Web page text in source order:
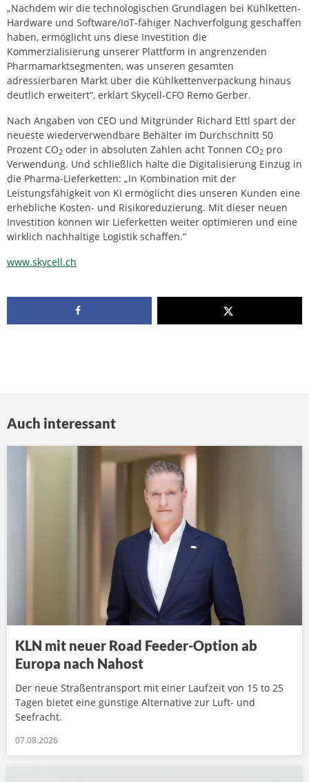
„Nachdem wir die technologischen Grundlagen bei Kühlketten-
Hardware und Software/IoT-fähiger Nachverfolgung geschaffen
haben, ermöglicht uns diese Investition die
Kommerzialisierung unserer Plattform in angrenzenden
Pharmamarktsegmenten, was unseren gesamten
adressierbaren Markt über die Kühlkettenverpackung hinaus
deutlich erweitert“, erklärt Skycell-CFO Remo Gerber.
Nach Angaben von CEO und Mitgründer Richard Ettl spart der
neueste wiederverwendbare Behälter im Durchschnitt 50
Prozent CO2 oder in absoluten Zahlen acht Tonnen CO2 pro
Verwendung. Und schließlich halte die Digitalisierung Einzug in
die Pharma-Lieferketten: „In Kombination mit der
Leistungsfähigkeit von KI ermöglicht dies unseren Kunden eine
erhebliche Kosten- und Risikoreduzierung. Mit dieser neuen
Investition können wir Lieferketten weiter optimieren und eine
wirklich nachhaltige Logistik schaffen.“
www.skycell.ch
Auch interessant
KLN mit neuer Road Feeder-Option ab
Europa nach Nahost
Der neue Straßentransport mit einer Laufzeit von 15 to 25
Tagen bietet eine günstige Alternative zur Luft- und
Seefracht.
07.08.2026